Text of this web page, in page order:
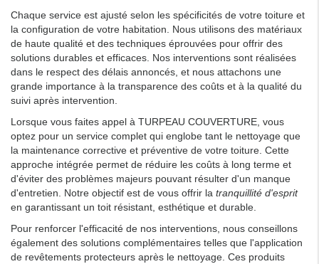
Chaque service est ajusté selon les spécificités de votre toiture et
la configuration de votre habitation. Nous utilisons des matériaux
de haute qualité et des techniques éprouvées pour offrir des
solutions durables et efficaces. Nos interventions sont réalisées
dans le respect des délais annoncés, et nous attachons une
grande importance à la transparence des coûts et à la qualité du
suivi après intervention.
Lorsque vous faites appel à TURPEAU COUVERTURE, vous
optez pour un service complet qui englobe tant le nettoyage que
la maintenance corrective et préventive de votre toiture. Cette
approche intégrée permet de réduire les coûts à long terme et
d'éviter des problèmes majeurs pouvant résulter d'un manque
d'entretien. Notre objectif est de vous offrir la tranquillité d'esprit
en garantissant un toit résistant, esthétique et durable.
Pour renforcer l'efficacité de nos interventions, nous conseillons
également des solutions complémentaires telles que l'application
de revêtements protecteurs après le nettoyage. Ces produits